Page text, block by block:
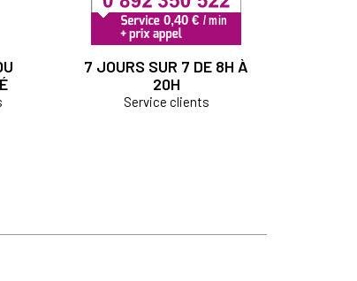
7 JOURS SUR 7 DE 8H À
20H
Service clients